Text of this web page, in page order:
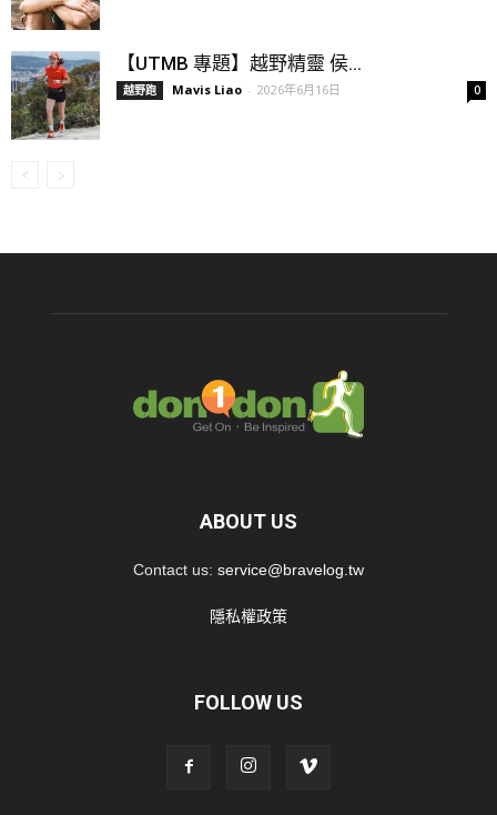
【UTMB 專題】越野精靈 侯...
越野跑 Mavis Liao - 2026年6月16日 0
ABOUT US
Contact us: service@bravelog.tw
隱私權政策
FOLLOW US